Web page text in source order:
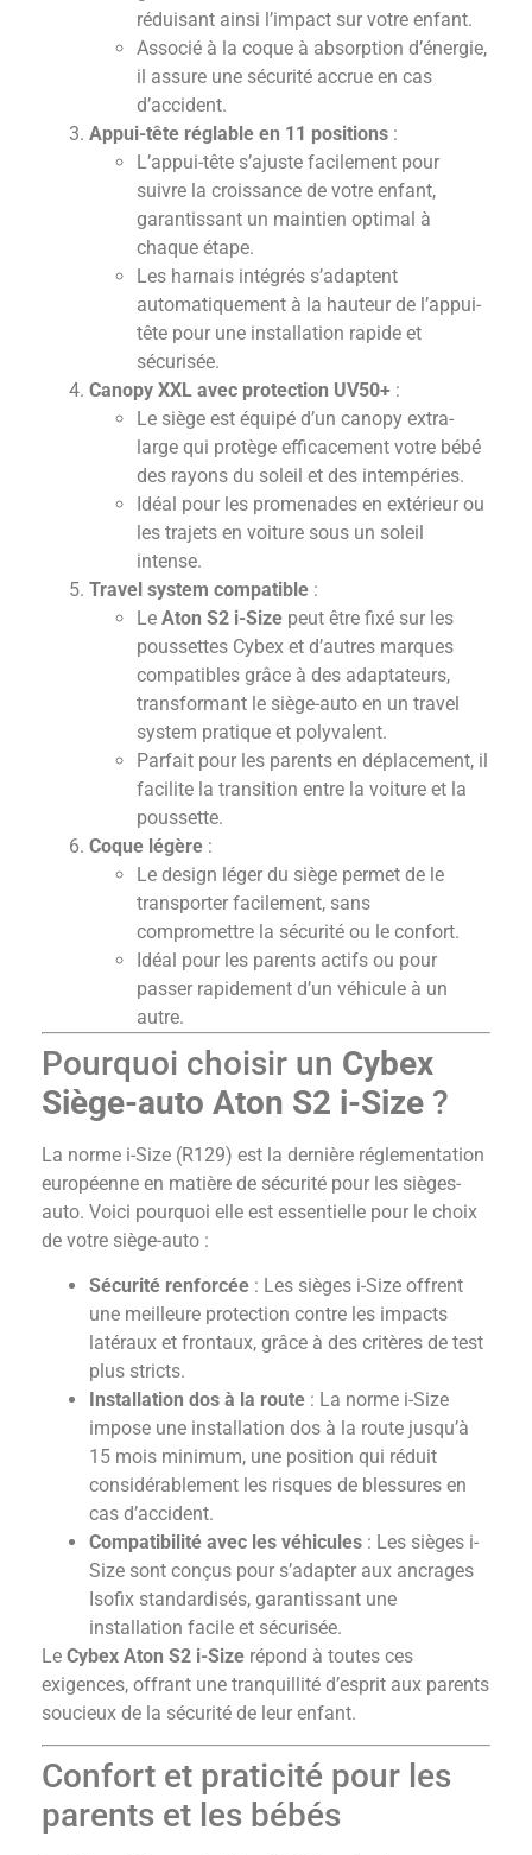
réduisant ainsi l’impact sur votre enfant.
Associé à la coque à absorption d’énergie,
il assure une sécurité accrue en cas
d’accident.
Appui-tête réglable en 11 positions :
L’appui-tête s’ajuste facilement pour
suivre la croissance de votre enfant,
garantissant un maintien optimal à
chaque étape.
Les harnais intégrés s’adaptent
automatiquement à la hauteur de l’appui-
tête pour une installation rapide et
sécurisée.
Canopy XXL avec protection UV50+ :
Le siège est équipé d’un canopy extra-
large qui protège efficacement votre bébé
des rayons du soleil et des intempéries.
Idéal pour les promenades en extérieur ou
les trajets en voiture sous un soleil
intense.
Travel system compatible :
Le Aton S2 i-Size peut être fixé sur les
poussettes Cybex et d’autres marques
compatibles grâce à des adaptateurs,
transformant le siège-auto en un travel
system pratique et polyvalent.
Parfait pour les parents en déplacement, il
facilite la transition entre la voiture et la
poussette.
Coque légère :
Le design léger du siège permet de le
transporter facilement, sans
compromettre la sécurité ou le confort.
Idéal pour les parents actifs ou pour
passer rapidement d’un véhicule à un
autre.
Pourquoi choisir un Cybex
Siège-auto Aton S2 i-Size ?
La norme i-Size (R129) est la dernière réglementation
européenne en matière de sécurité pour les sièges-
auto. Voici pourquoi elle est essentielle pour le choix
de votre siège-auto :
Sécurité renforcée : Les sièges i-Size offrent
une meilleure protection contre les impacts
latéraux et frontaux, grâce à des critères de test
plus stricts.
Installation dos à la route : La norme i-Size
impose une installation dos à la route jusqu’à
15 mois minimum, une position qui réduit
considérablement les risques de blessures en
cas d’accident.
Compatibilité avec les véhicules : Les sièges i-
Size sont conçus pour s’adapter aux ancrages
Isofix standardisés, garantissant une
installation facile et sécurisée.
Le Cybex Aton S2 i-Size répond à toutes ces
exigences, offrant une tranquillité d’esprit aux parents
soucieux de la sécurité de leur enfant.
Confort et praticité pour les
parents et les bébés